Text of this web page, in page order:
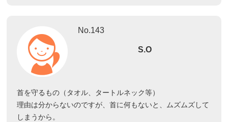
No.143
S.O
首を守るもの（タオル、タートルネック等）
理由は分からないのですが、首に何もないと、ムズムズして
しまうから。